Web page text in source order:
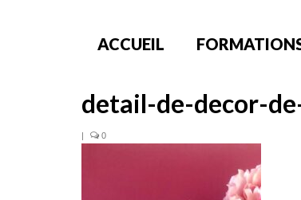
ACCUEIL
detail-de-decor-
| 0